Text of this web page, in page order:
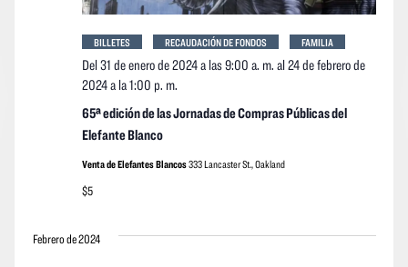
65ª edición de las Jornadas de Compras Públicas del
Elefante Blanco
Del 31 de enero de 2024 a las 9:00 a. m. al24 de febrero de
2024 a la 1:00 p. m.
BILLETES RECAUDACIÓN DE FONDOS FAMILIA
Venta de Elefantes Blancos333 Lancaster St., Oakland
$5
Febrero de 2024